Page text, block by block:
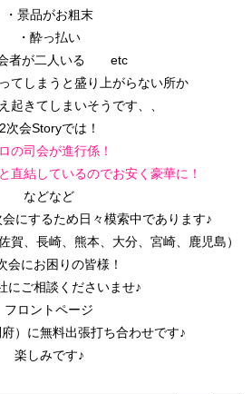
・景品がお粗末
・酔っ払い
会者が二人いる etc
てしまうと盛り上がらない所か
起きてしまいそうです、、
2次会Storyでは！
の司会が進行係！
直結しているのでお安く豪華に！
などなど
にするため日々模索中であります♪
賀、長崎、熊本、大分、宮崎、鹿児島）
会にお困りの皆様！
にご相談くださいませ♪
フロントページ
）に無料出張打ち合わせです♪
楽しみです♪